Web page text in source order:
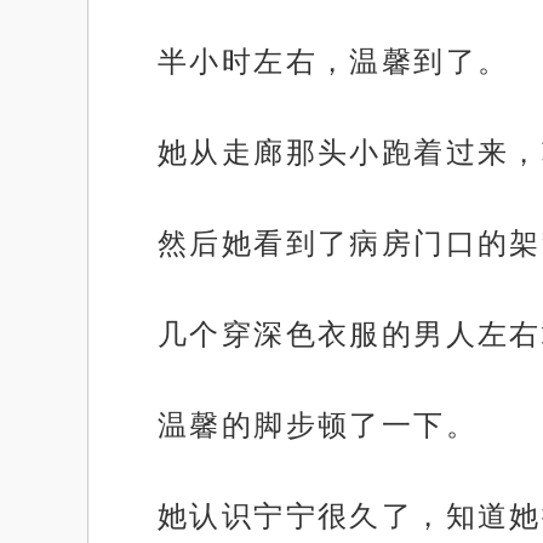
半小时左右，温馨到了。
她从走廊那头小跑着过来
然后她看到了病房门口的
几个穿深色衣服的男人左
温馨的脚步顿了一下。
她认识宁宁很久了，知道